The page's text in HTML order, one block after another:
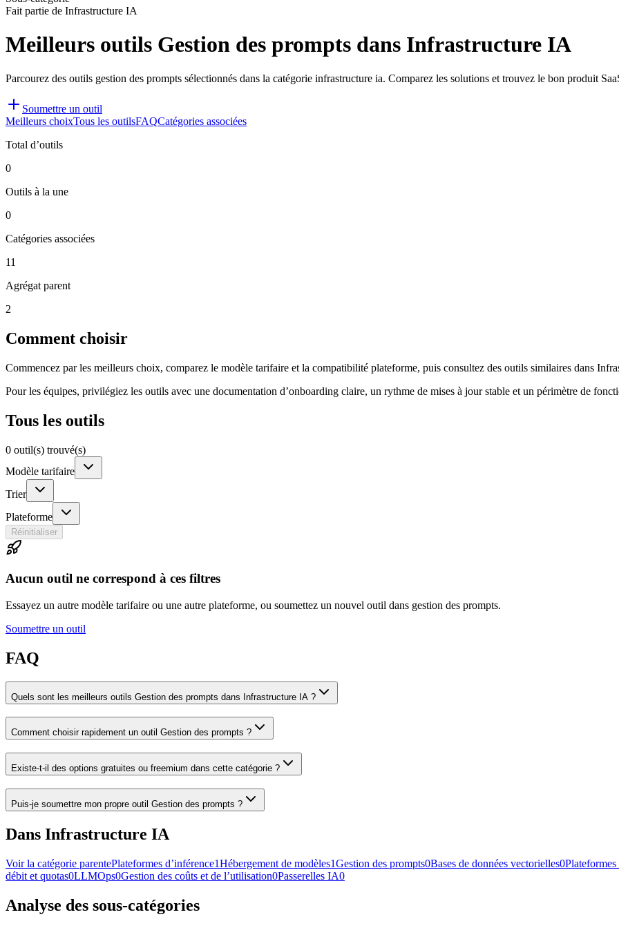
Fait partie de Infrastructure IA
Meilleurs outils Gestion des prompts dans Infrastructure IA
Parcourez des outils gestion des prompts sélectionnés dans la catégorie infrastructure ia. Comparez les solutions et trouvez le bon produit
Soumettre un outil
Meilleurs choixTous les outilsFAQCatégories associées
Total d’outils
0
Outils à la une
0
Catégories associées
11
Agrégat parent
2
Comment choisir
Commencez par les meilleurs choix, comparez le modèle tarifaire et la compatibilité plateforme, puis consultez des outils similaires dans
Pour les équipes, privilégiez les outils avec une documentation d’onboarding claire, un rythme de mises à jour stable et un périmètre de
Tous les outils
0 outil(s) trouvé(s)
Modèle tarifaire
Trier
Plateforme
Réinitialiser
Aucun outil ne correspond à ces filtres
Essayez un autre modèle tarifaire ou une autre plateforme, ou soumettez un nouvel outil dans gestion des prompts.
Soumettre un outil
FAQ
Quels sont les meilleurs outils Gestion des prompts dans Infrastructure IA ?
Comment choisir rapidement un outil Gestion des prompts ?
Existe-t-il des options gratuites ou freemium dans cette catégorie ?
Puis-je soumettre mon propre outil Gestion des prompts ?
Dans Infrastructure IA
Voir la catégorie parentePlateformes d’inférence1Hébergement de modèles1Gestion des prompts0Bases de données vectorielles0
débit et quotas0LLMOps0Gestion des coûts et de l’utilisation0Passerelles IA0
Analyse des sous-catégories